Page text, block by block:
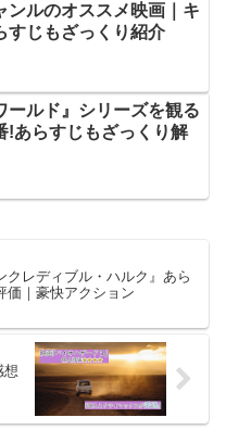
ンルのオススメ映画｜キ
すじもざっくり紹介
ールド』シリーズを観る
!あらすじもざっくり解
クレディブル・ハルク』あら
価｜豪快アクション
想